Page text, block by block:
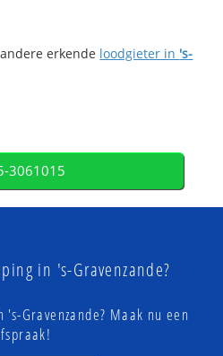
erkende loodgieter in 's-
3061015
in 's-Gravenzande?
Gravenzande? Maak nu een